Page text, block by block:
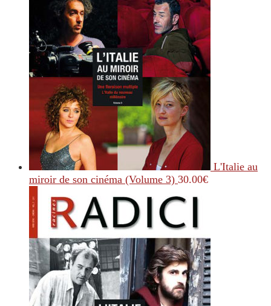
L'Italie au
miroir de son cinéma (Volume 3) 30.00€